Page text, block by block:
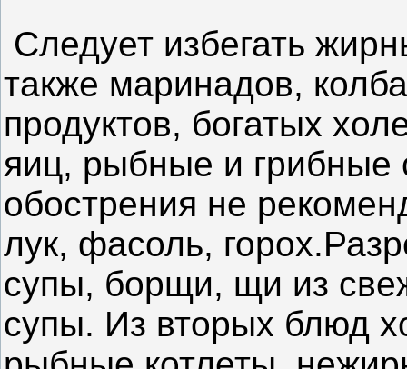
Следует избегать
также маринадов,
продуктов, богатых
яиц, рыбные и грибные
обострения не
лук, фасоль,
супы, борщи, щи из
супы. Из вторых блюд